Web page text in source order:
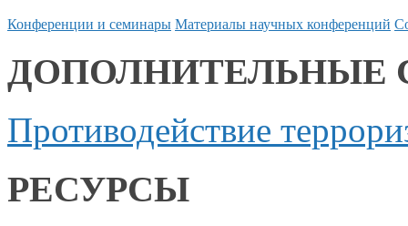
Конференции и семинары Материалы научных конференций
ДОПОЛНИТЕЛЬНЫЕ
Противодействие
РЕСУРСЫ